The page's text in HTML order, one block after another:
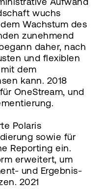
wuchs
Wachstum des
zunehmend
daher, nach
und flexiblen
dem
kann. 2018
OneStream, und
Polaris
sowie für
Reporting ein.
erweitert, um
und Ergebnis-
2021